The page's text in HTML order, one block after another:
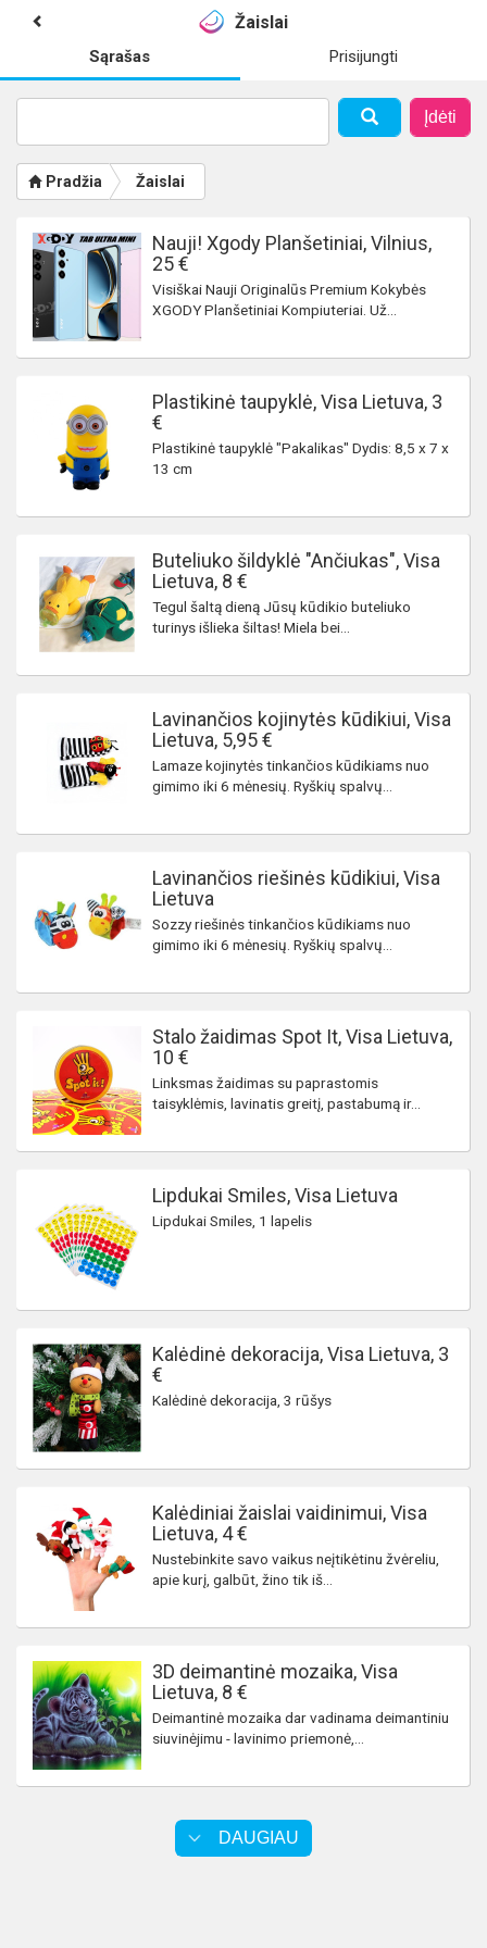
Žaislai
Sąrašas Prisijungti
Įdėti
Pradžia Žaislai
Nauji! Xgody Planšetiniai, Vilnius,
25 €
Visiškai Nauji Originalūs Premium Kokybės
XGODY Planšetiniai Kompiuteriai. Už...
Plastikinė taupyklė, Visa Lietuva, 3
€
Plastikinė taupyklė "Pakalikas" Dydis: 8,5 x 7 x
13 cm
Buteliuko šildyklė "Ančiukas", Visa
Lietuva, 8 €
Tegul šaltą dieną Jūsų kūdikio buteliuko
turinys išlieka šiltas! Miela bei...
Lavinančios kojinytės kūdikiui, Visa
Lietuva, 5,95 €
Lamaze kojinytės tinkančios kūdikiams nuo
gimimo iki 6 mėnesių. Ryškių spalvų...
Lavinančios riešinės kūdikiui, Visa
Lietuva
Sozzy riešinės tinkančios kūdikiams nuo
gimimo iki 6 mėnesių. Ryškių spalvų...
Stalo žaidimas Spot It, Visa Lietuva,
10 €
Linksmas žaidimas su paprastomis
taisyklėmis, lavinatis greitį, pastabumą ir...
Lipdukai Smiles, Visa Lietuva
Lipdukai Smiles, 1 lapelis
Kalėdinė dekoracija, Visa Lietuva, 3
€
Kalėdinė dekoracija, 3 rūšys
Kalėdiniai žaislai vaidinimui, Visa
Lietuva, 4 €
Nustebinkite savo vaikus neįtikėtinu žvėreliu,
apie kurį, galbūt, žino tik iš...
3D deimantinė mozaika, Visa
Lietuva, 8 €
Deimantinė mozaika dar vadinama deimantiniu
siuvinėjimu - lavinimo priemonė,...
DAUGIAU